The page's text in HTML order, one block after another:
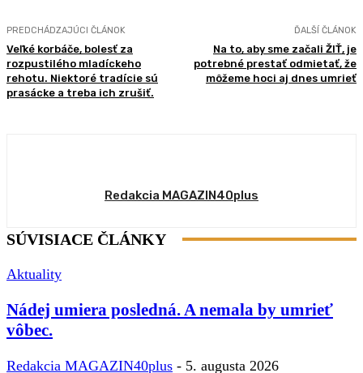
PREDCHÁDZAJÚCI ČLÁNOK
Veľké korbáče, bolesť za
rozpustilého mladíckeho
rehotu. Niektoré tradície sú
prasácke a treba ich zrušiť.
ĎALŠÍ ČLÁNOK
Na to, aby sme začali ŽIŤ, je
potrebné prestať odmietať, že
môžeme hoci aj dnes umrieť
Redakcia MAGAZIN40plus
SÚVISIACE ČLÁNKY
Aktuality
Nádej umiera posledná. A nemala by umrieť
vôbec.
Redakcia MAGAZIN40plus - 5. augusta 2026